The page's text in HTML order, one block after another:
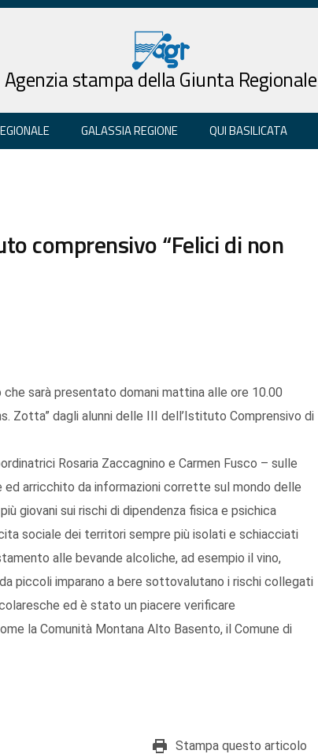
Agenzia stampa della Giunta Regionale
GALASSIA REGIONE QUI BASILICATA
comprensivo “Felici di non
sarà presentato domani mattina alle ore 10.00
Zotta” dagli alunni delle III dell’Istituto Comprensivo di
Rosaria Zaccagnino e Carmen Fusco – sulle
arricchito da informazioni corrette sul mondo delle
giovani sui rischi di dipendenza fisica e psichica
sociale dei territori sempre più isolati e schiacciati
alle bevande alcoliche, ad esempio il vino,
piccoli imparano a bere sottovalutano i rischi collegati
ed è stato un piacere verificare
la Comunità Montana Alto Basento, il Comune di
Stampa questo articolo